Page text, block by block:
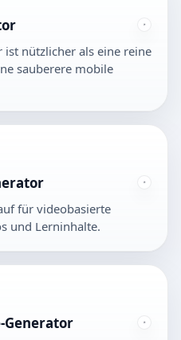
ist nützlicher als eine reine
sauberere mobile
für videobasierte
und Lerninhalte.
Generator